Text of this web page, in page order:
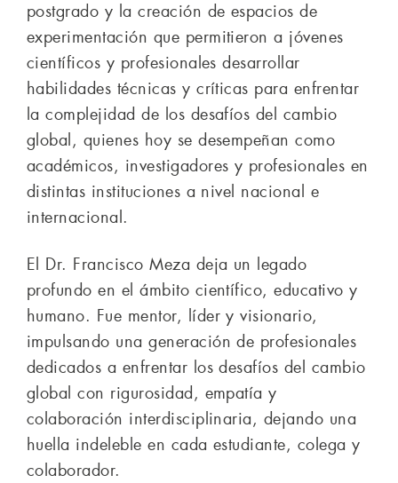
postgrado y la creación de espacios de
experimentación que permitieron a jóvenes
científicos y profesionales desarrollar
habilidades técnicas y críticas para enfrentar
la complejidad de los desafíos del cambio
global, quienes hoy se desempeñan como
académicos, investigadores y profesionales en
distintas instituciones a nivel nacional e
internacional.
El Dr. Francisco Meza deja un legado
profundo en el ámbito científico, educativo y
humano. Fue mentor, líder y visionario,
impulsando una generación de profesionales
dedicados a enfrentar los desafíos del cambio
global con rigurosidad, empatía y
colaboración interdisciplinaria, dejando una
huella indeleble en cada estudiante, colega y
colaborador.